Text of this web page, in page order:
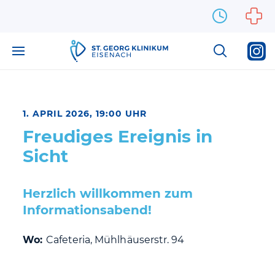
1. APRIL 2026, 19:00 UHR
Freudiges Ereignis in
Sicht
Herzlich willkommen zum
Informationsabend!
Wo: Cafeteria, Mühlhäuserstr. 94